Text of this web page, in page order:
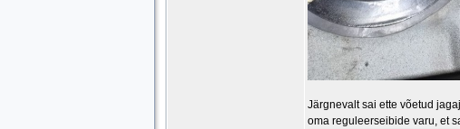
Järgnevalt sai ette võetud
oma reguleerseibide varu, et